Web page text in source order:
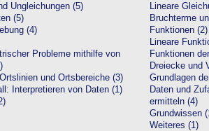
Ungleichungen (5)
(5)
(4)
Probleme mithilfe von
und Ortsbereiche (3)
Interpretieren von Daten (1)
Lineare
Bruchterme
Funktionen (2)
Lineare
Funktionen
Dreiecke und
Grundlagen
Daten und
ermitteln (4)
Grundwissen
Weiteres (1)